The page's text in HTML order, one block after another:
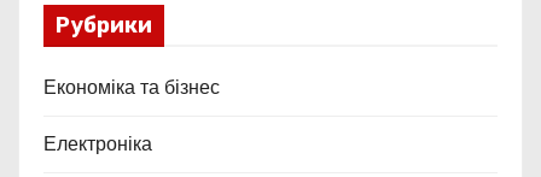
Рубрики
Економіка та бізнес
Електроніка